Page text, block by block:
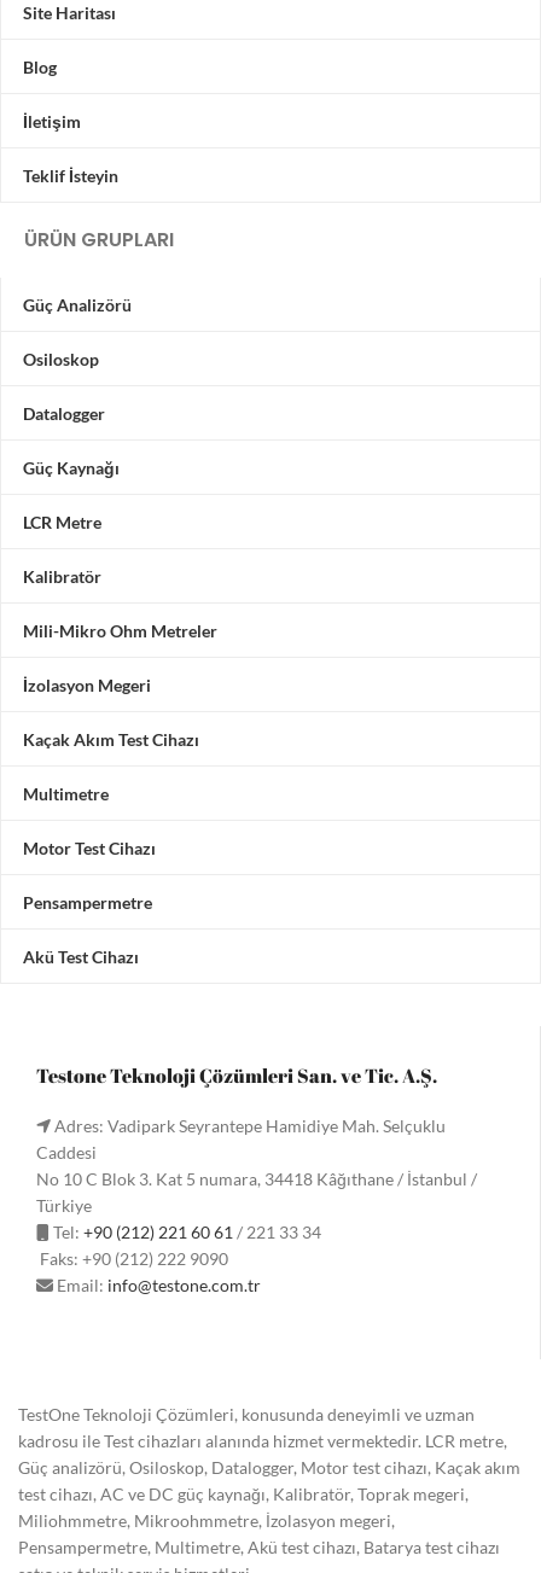
Site Haritası
Blog
İletişim
Teklif İsteyin
ÜRÜN GRUPLARI
Güç Analizörü
Osiloskop
Datalogger
Güç Kaynağı
LCR Metre
Kalibratör
Mili-Mikro Ohm Metreler
İzolasyon Megeri
Kaçak Akım Test Cihazı
Multimetre
Motor Test Cihazı
Pensampermetre
Akü Test Cihazı
Testone Teknoloji Çözümleri San. ve Tic. A.Ş.
Adres: Vadipark Seyrantepe Hamidiye Mah. Selçuklu
Caddesi
No 10 C Blok 3. Kat 5 numara, 34418 Kâğıthane / İstanbul /
Türkiye
Tel: +90 (212) 221 60 61 / 221 33 34
Faks: +90 (212) 222 9090
Email: info@testone.com.tr
TestOne Teknoloji Çözümleri, konusunda deneyimli ve uzman
kadrosu ile Test cihazları alanında hizmet vermektedir. LCR metre,
Güç analizörü, Osiloskop, Datalogger, Motor test cihazı, Kaçak akım
test cihazı, AC ve DC güç kaynağı, Kalibratör, Toprak megeri,
Miliohmmetre, Mikroohmmetre, İzolasyon megeri,
Pensampermetre, Multimetre, Akü test cihazı, Batarya test cihazı